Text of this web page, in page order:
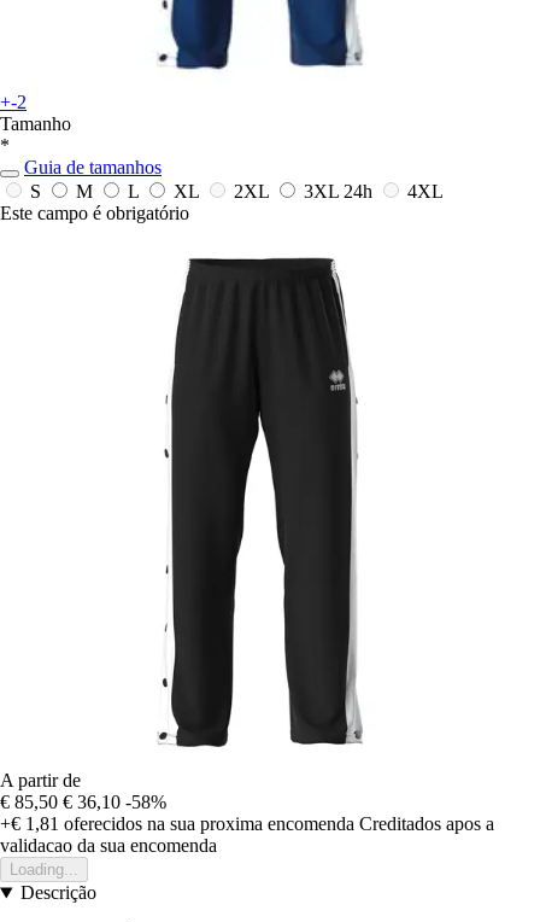
+-2
Tamanho
*
Guia de tamanhos
S
M L XL 2XL 3XL 24h
4XL
Este campo é obrigatório
A partir de
€ 85,50 € 36,10 -58%
+€ 1,81 oferecidos na sua proxima encomenda Creditados apos a
validacao da sua encomenda
Loading...
Descrição